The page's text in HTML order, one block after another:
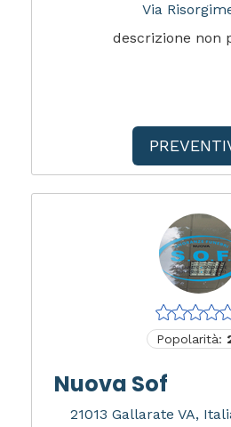
Via
descrizione non
Popolarità:
Nuova Sof
21013 Gallarate VA,